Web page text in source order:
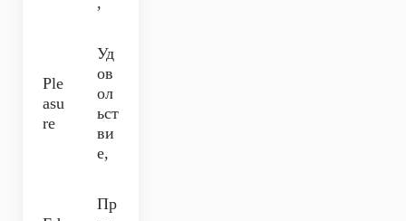
Ple
asu
re
Уд
ов
ол
ьст
ви
е,
Пр